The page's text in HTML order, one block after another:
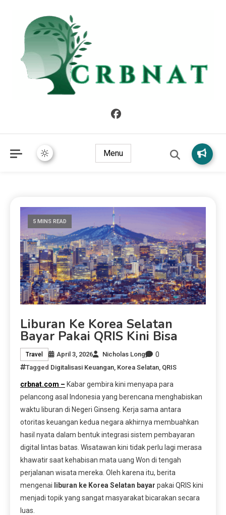
Menu
5 MINS READ
Liburan Ke Korea Selatan
Bayar Pakai QRIS Kini Bisa
Travel April 3, 2026 Nicholas Long 0
Tagged Digitalisasi Keuangan Korea Selatan QRIS
crbnat.com – Kabar gembira kini menyapa para
pelancong asal Indonesia yang berencana menghabiskan
waktu liburan di Negeri Ginseng. Kerja sama antara
otoritas keuangan kedua negara akhirnya membuahkan
hasil nyata dalam bentuk integrasi sistem pembayaran
digital lintas batas. Wisatawan kini tidak perlu lagi merasa
khawatir saat kehabisan mata uang Won di tengah
perjalanan wisata mereka. Oleh karena itu, berita
mengenai liburan ke Korea Selatan bayar pakai QRIS kini
menjadi topik yang sangat masyarakat bicarakan secara
luas.